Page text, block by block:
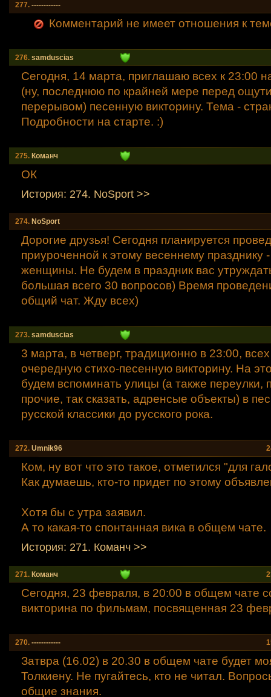
277. ------------
Комментарий не имеет отношения к
276. samduscias
Сегодня, 14 марта, приглашаю всех к 23:00
(ну, последнюю по крайней мере перед
перерывом) песенную викторину. Тема -
Подробности на старте. :)
275. Команч
ОК
История: 274. NoSport >>
274. NoSport
Дорогие друзья! Сегодня планируется
приуроченной к этому весеннему празднику
женщины. Не будем в праздник вас
большая всего 30 вопросов) Время
общий чат. Жду всех)
273. samduscias
3 марта, в четверг, традиционно в 23:00,
очередную стихо-песенную викторину. На
будем вспоминать улицы (а также переулки,
прочие, так сказать, адренсые объекты) в
русской классики до русского рока.
272. Umnik96
Ком, ну вот что это такое, отметился "для
Как думаешь, кто-то придет по этому
Хотя бы с утра заявил.
А то какая-то спонтанная вика в общем чате.
История: 271. Команч >>
271. Команч
Сегодня, 23 февраля, в 20:00 в общем чате
викторина по фильмам, посвященная 23
270. ------------
Затвра (16.02) в 20.30 в общем чате будет
Толкиену. Не пугайтесь, кто не читал.
общие знания.